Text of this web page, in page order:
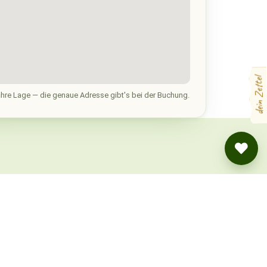
dein Zettel
Lage — die genaue Adresse gibt's bei der Buchung.